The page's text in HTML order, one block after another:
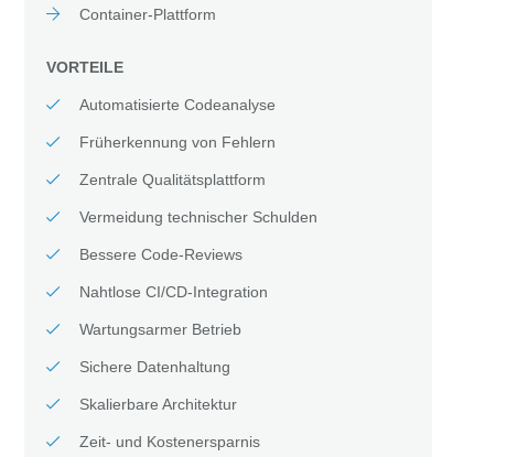
Container-Plattform
VORTEILE
Automatisierte Codeanalyse
Früherkennung von Fehlern
Zentrale Qualitätsplattform
Vermeidung technischer Schulden
Bessere Code-Reviews
Nahtlose CI/CD-Integration
Wartungsarmer Betrieb
Sichere Datenhaltung
Skalierbare Architektur
Zeit- und Kostenersparnis